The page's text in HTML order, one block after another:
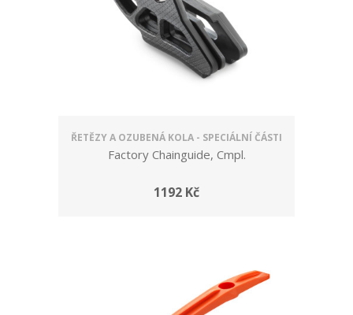
ŘETĚZY A OZUBENÁ KOLA - SPECIÁLNÍ ČÁSTI
Factory Chainguide, Cmpl.
1192 Kč